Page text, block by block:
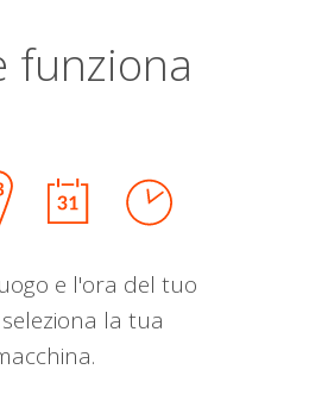
funziona
e l'ora del tuo
la tua